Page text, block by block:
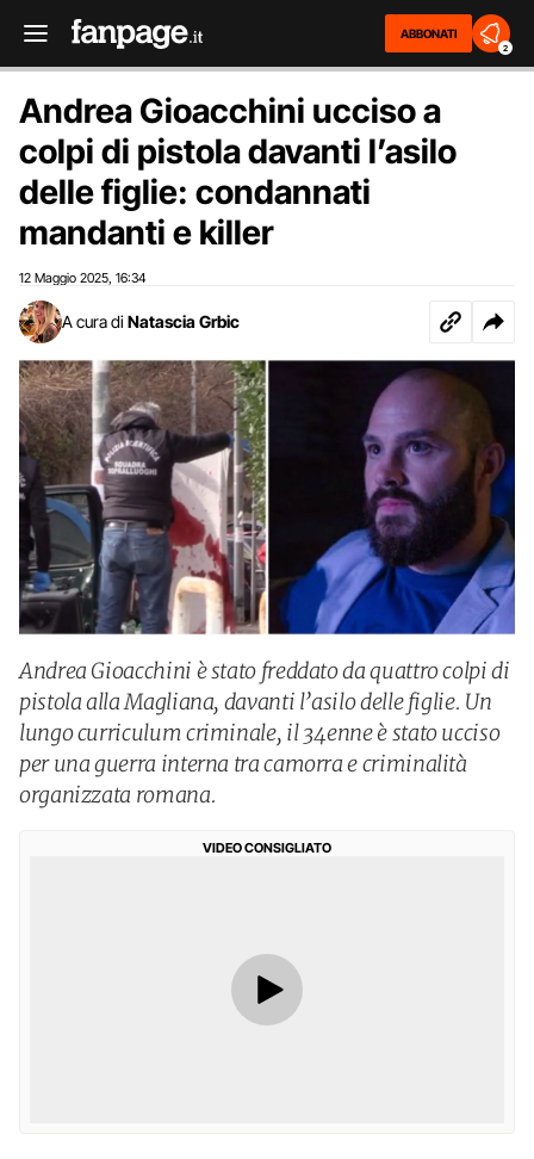
ABBONATI
2
Andrea Gioacchini ucciso a
colpi di pistola davanti l’asilo
delle figlie: condannati
mandanti e killer
12 Maggio 2025 16:34
A cura di Natascia Grbic
Andrea Gioacchini è stato freddato da quattro colpi di
pistola alla Magliana, davanti l’asilo delle figlie. Un
lungo curriculum criminale, il 34enne è stato ucciso
per una guerra interna tra camorra e criminalità
organizzata romana.
VIDEO CONSIGLIATO